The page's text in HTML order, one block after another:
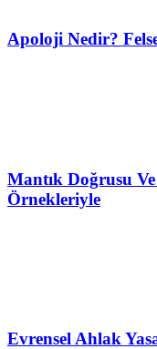
Apoloji Nedir?
Mantık Doğrusu
Örnekleriyle
Evrensel Ahlak